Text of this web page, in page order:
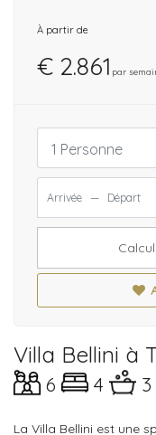
Villa Bellini à
6 4 3
La Villa Bellini est une
À partir de
€ 2.861 par
1 Personne